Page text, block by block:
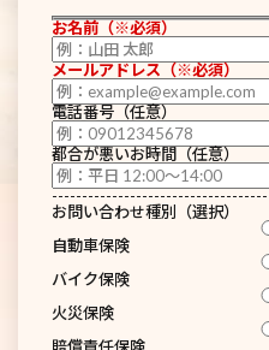
お名前（※必須）
メールアドレス（※必須）
電話番号（任意）
都合が悪いお時間（任意）
------------------------------------
お問い合わせ種別（選択）
自動車保険
バイク保険
火災保険
賠償責任保険